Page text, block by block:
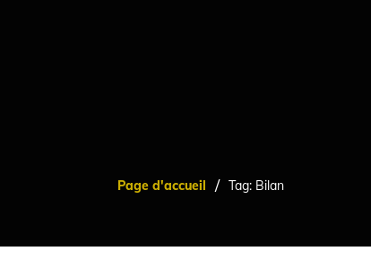
Page d'accueil / Tag: Bilan